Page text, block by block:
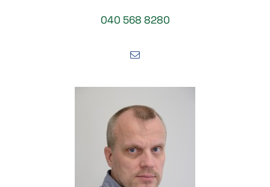
040 568 8280